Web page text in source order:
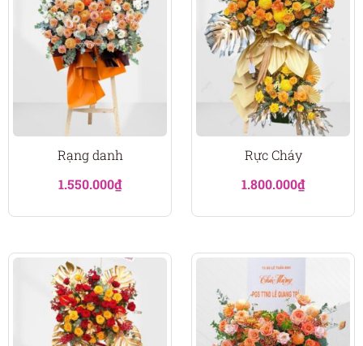
Rạng danh
1.550.000₫
Rực Cháy
1.800.000₫